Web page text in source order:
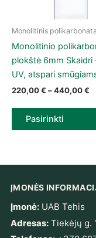
Monolitinis
Monolitinio
plokštė 6mm Skaidri
UV, atspari
220,00€ –440,00€
Pasirinkti
This product has
ĮMONĖS
Įmonė:UAB Tehis
Adresas:Tiekėjų g.